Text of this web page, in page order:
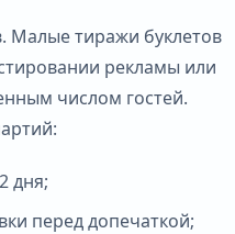
Малые тиражи буклетов
рекламы или
числом гостей.
дня;
перед допечаткой;